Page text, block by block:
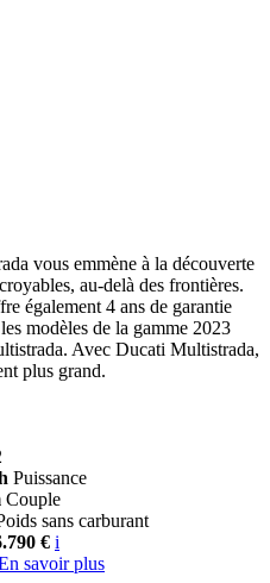
vous emmène à la découverte
au-delà des frontières.
également 4 ans de garantie
modèles de la gamme 2023
Avec Ducati Multistrada,
plus grand.
Puissance
Couple
sans carburant
€ i
savoir plus